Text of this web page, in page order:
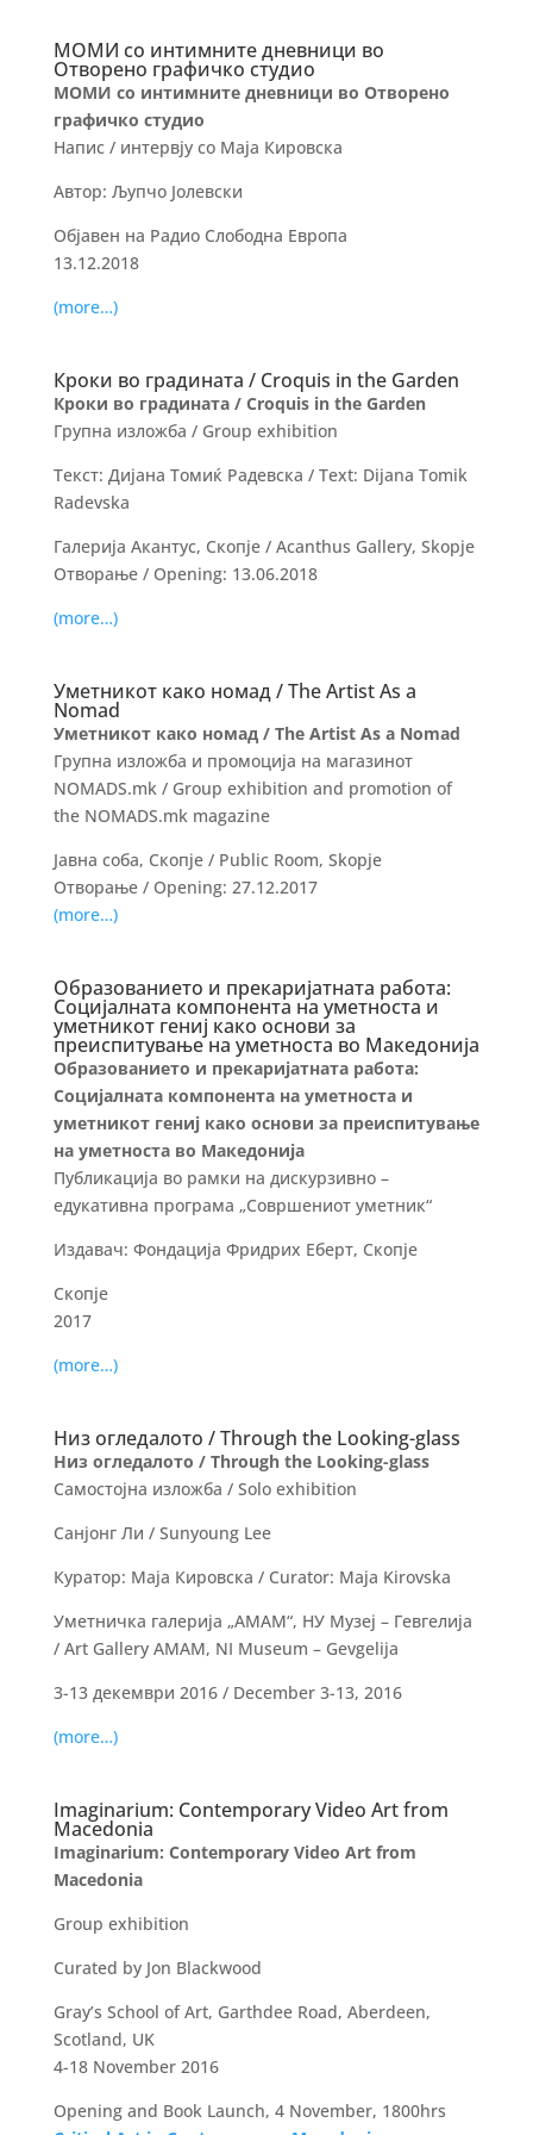
МОМИ со интимните дневници во
Отворено графичко студио
МОМИ со интимните дневници во Отворено
графичко студио
Напис / интервју со Маја Кировска
Автор: Љупчо Јолевски
Објавен на Радио Слободна Европа
13.12.2018
(more…)
Кроки во градината / Croquis in the Garden
Кроки во градината / Croquis in the Garden
Групна изложба / Group exhibition
Текст: Дијана Томиќ Радевска / Text: Dijana Tomik
Radevska
Галерија Акантус, Скопје / Acanthus Gallery, Skopje
Отворање / Opening: 13.06.2018
(more…)
Уметникот како номад / The Artist As a
Nomad
Уметникот како номад / The Artist As a Nomad
Групна изложба и промоција на магазинот
NOMADS.mk / Group exhibition and promotion of
the NOMADS.mk magazine
Јавна соба, Скопје / Public Room, Skopje
Отворање / Opening: 27.12.2017
(more…)
Образованието и прекаријатната работа:
Социјалната компонента на уметноста и
уметникот гениј како основи за
преиспитување на уметноста во Македонија
Образованието и прекаријатната работа:
Социјалната компонента на уметноста и
уметникот гениј како основи за преиспитување
на уметноста во Македонија
Публикација во рамки на дискурзивно –
едукативна програма „Совршениот уметник“
Издавач: Фондација Фридрих Еберт, Скопје
Скопје
2017
(more…)
Низ огледалото / Through the Looking-glass
Низ огледалото / Through the Looking-glass
Самостојна изложба / Solo exhibition
Санјонг Ли / Sunyoung Lee
Куратор: Маја Кировска / Curator: Maja Kirovska
Уметничка галерија „АМАМ“, НУ Музеј – Гевгелија
/ Art Gallery AMAM, NI Museum – Gevgelija
3-13 декември 2016 / December 3-13, 2016
(more…)
Imaginarium: Contemporary Video Art from
Macedonia
Imaginarium: Contemporary Video Art from
Macedonia
Group exhibition
Curated by Jon Blackwood
Gray’s School of Art, Garthdee Road, Aberdeen,
Scotland, UK
4-18 November 2016
Opening and Book Launch, 4 November, 1800hrs